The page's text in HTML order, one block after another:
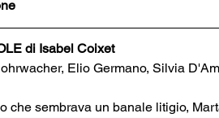
di Isabel Coixet
Elio Germano, Silvia
che sembrava un banale litigio,